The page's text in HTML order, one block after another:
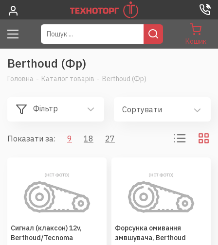
Кошик
Berthoud (Фр)
Головна - Каталог товарів - Berthoud (Фр)
Фільтр Сортувати
Показати за: 9 18 27
Сигнал (клаксон) 12v,
Berthoud/Tecnoma
Форсунка омивання
змвшувача, Berthoud